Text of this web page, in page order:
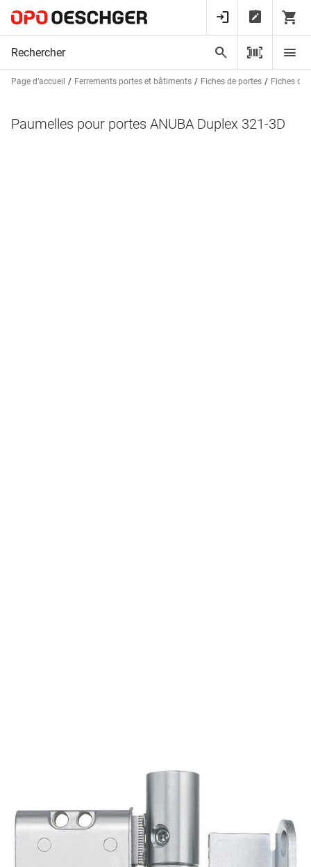
Page d’accueil Ferrements portes et bâtiments Fiches de portes Fiches de
Paumelles pour portes ANUBA Duplex 321-3D